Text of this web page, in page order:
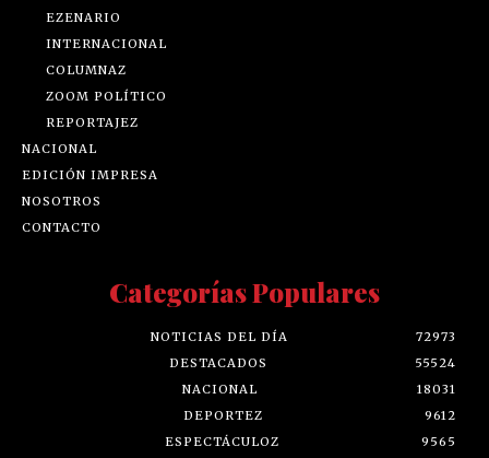
EZENARIO
INTERNACIONAL
COLUMNAZ
ZOOM POLÍTICO
REPORTAJEZ
NACIONAL
EDICIÓN IMPRESA
NOSOTROS
CONTACTO
Categorías Populares
NOTICIAS DEL DÍA
72973
DESTACADOS
55524
NACIONAL
18031
DEPORTEZ
9612
ESPECTÁCULOZ
9565